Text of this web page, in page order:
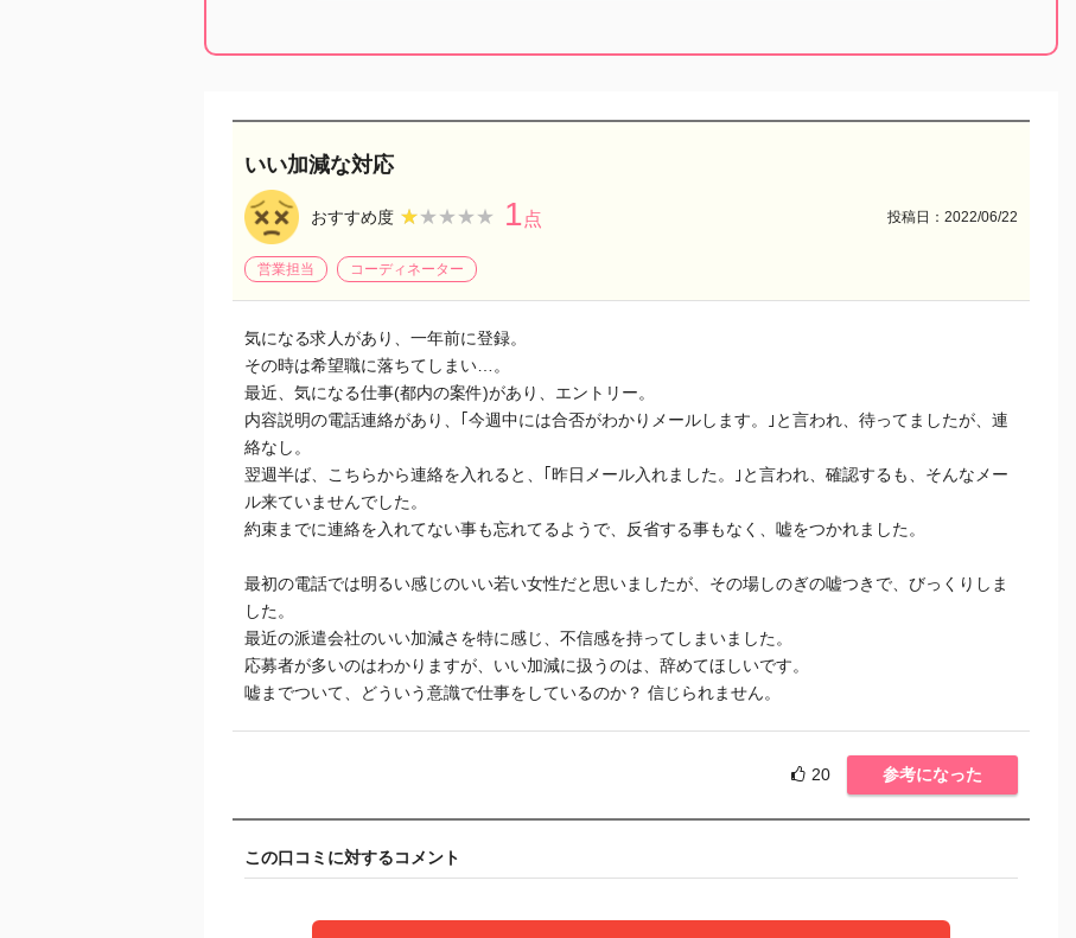
いい加減な対応
おすすめ度 ★★★★★
★★★★★ 1点 投稿日：2022/06/22
営業担当 コーディネーター
気になる求人があり、一年前に登録。
その時は希望職に落ちてしまい…。
最近、気になる仕事(都内の案件)があり、エントリー。
内容説明の電話連絡があり、｢今週中には合否がわかりメールします。｣と言われ、待ってましたが、連
絡なし。
翌週半ば、こちらから連絡を入れると、｢昨日メール入れました。｣と言われ、確認するも、そんなメー
ル来ていませんでした。
約束までに連絡を入れてない事も忘れてるようで、反省する事もなく、嘘をつかれました。
最初の電話では明るい感じのいい若い女性だと思いましたが、その場しのぎの嘘つきで、びっくりしま
した。
最近の派遣会社のいい加減さを特に感じ、不信感を持ってしまいました。
応募者が多いのはわかりますが、いい加減に扱うのは、辞めてほしいです。
嘘までついて、どういう意識で仕事をしているのか？ 信じられません。
20 参考になった
この口コミに対するコメント